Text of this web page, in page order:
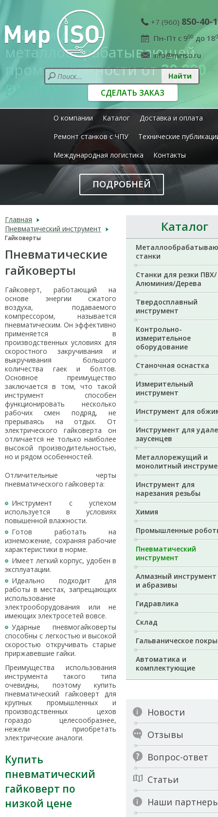
+7 (960) 850-40-
Пн-Пт с 900до 18
info@miriso.ru
СДЕЛАТЬ ЗАКАЗ
О компании Каталог
Доставка и оплата
Ремонт станков с ЧПУ
Технические
Международная логистика
Контакты
Станки для
металлообрабатывающей
промышленности от20 000
рублей
ПОДРОБНЕЙ
Главная
Пневматический инструмент
Гайковерты
Пневматические
гайковерты
Гайковерт, работающий на
основе энергии сжатого
воздуха, подаваемого
компрессором, называется
пневматическим. Он эффективно
применяется в
производственных условиях для
скоростного закручивания и
выкручивания большого
количества гаек и болтов.
Основное преимущество
заключается в том, что такой
инструмент способен
функционировать несколько
рабочих смен подряд, не
прерываясь на отдых. От
электрического гайковерта он
отличается не только наиболее
высокой производительностью,
но и рядом особенностей.
Отличительные черты
пневматического гайковерта:
Инструмент с успехом
используется в условиях
повышенной влажности.
Готов работать на
изнеможение, сохраняя рабочие
характеристики в норме.
Имеет легкий корпус, удобен в
эксплуатации.
Идеально подходит для
работы в местах, запрещающих
использование
электрооборудования или не
имеющих электросетей вовсе.
Ударные пневмогайковерты
способны с легкостью и высокой
скоростью откручивать старые
приржавевшие гайки.
Преимущества использования
инструмента такого типа
очевидны, поэтому купить
пневматический гайковерт для
крупных промышленных и
производственных цехов
гораздо целесообразнее,
нежели приобретать
электрические аналоги.
Купить
пневматический
гайковерт по
низкой цене
Каталог
станки
Станки для резки ПВХ/
Алюминия/Дерева
Твердосплавный
инструмент
Контрольно-
измерительное
оборудование
Станочная оснастка
Измерительный
инструмент
Инструмент для
Инструмент для
заусенцев
Металлорежущий и
монолитный
Инструмент для
нарезания резьбы
Химия
Промышленные
Пневматический
инструмент
Алмазный инструмент
и абразивы
Гидравлика
Склад
Гальваническое
Автоматика и
комплектующие
Новости
Отзывы
Вопрос-ответ
Статьи
Наши